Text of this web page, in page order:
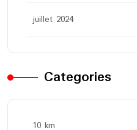
juillet 2024
Categories
10 km